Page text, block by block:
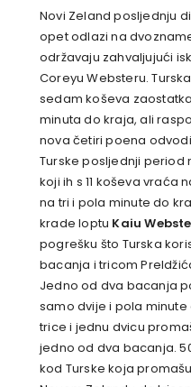
Novi Zeland posljednju
opet odlazi na
održavaju zahvaljujući
Coreyu Websteru.
sedam koševa
minuta do kraja, ali
nova četiri poena odvodi
Turske posljednji period
koji ih s 11 koševa vraća
na tri i pola minute do
krade loptu Kaiu
pogrešku što Turska
bacanja i tricom
Jedno od dva bacanja
samo dvije i pola
trice i jednu dvicu
jedno od dva bacanja.
kod Turske koja